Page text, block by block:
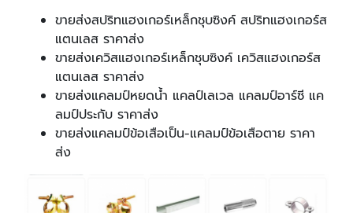
ขายส่งสปริทแฮงเกอร์เหล็กชุบซิงค์ สปริทแฮงเกอร์ส
แตนเลส ราคาส่ง
ขายส่งเควิสแฮงเกอร์เหล็กชุบซิงค์ เควิสแฮงเกอร์ส
แตนเลส ราคาส่ง
ขายส่งแคลมป์หยดน้ำ แคลป์เลเวล แคลมป์อาร์ซี แค
ลมป์ประกับ ราคาส่ง
ขายส่งแคลมป์ข้อเสือเป็น-แคลมป์ข้อเสือตาย ราคา
ส่ง